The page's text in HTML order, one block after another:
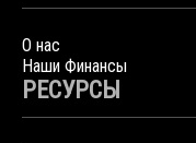
О нас
Наши Финансы
РЕСУРСЫ